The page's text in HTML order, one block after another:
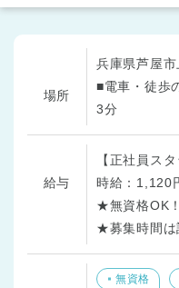
場所
兵庫県芦屋
■電車・徒歩
3分
給与
【正社員ス
時給：1,120
★無資格OK
★募集時間は
無資格